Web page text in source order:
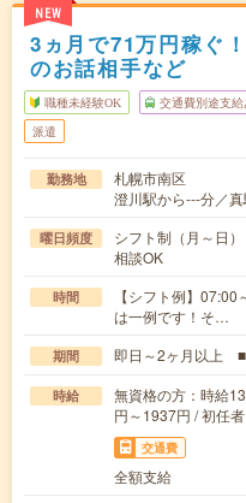
NEW
3ヵ月で71万円稼ぐ
のお話相手など
職種未経験OK 交通費別途支給
派遣
勤務地
札幌市南区
澄川駅から---分／
曜日頻度
シフト制（月～日
相談OK
時間
【シフト例】
は一例です！そ…
期間 即日～2ヶ月以上 ■
時給
無資格の方：時給
円～1937円 / 初任
交通費
全額支給